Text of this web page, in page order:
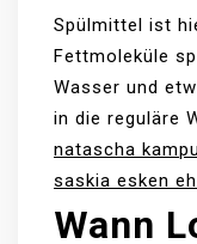
Spülmittel ist
Fettmoleküle
Wasser und
in die reguläre
natascha
saskia esken
Wann